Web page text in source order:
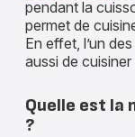
pendant la
permet de
En effet, l’un
aussi de
Quelle est la
?